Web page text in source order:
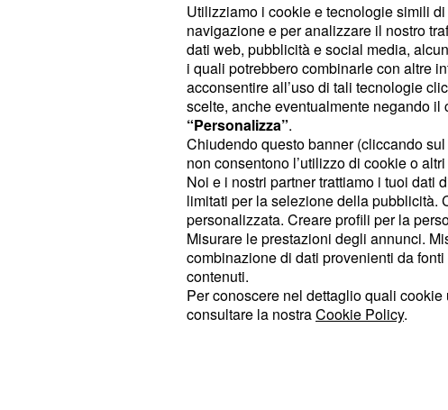
10° Bilancia:l'oroscopo
po' più altruisti. Se ci sono state delle
provate a mettervi nei panni del vostro
9° Vergine:buon momento per
progetto. Prestate attenzione alle
circondano, non tutti si stanno
onesto, spesso peccate di ingenuità.
Previsioni astrali
Utilizziamo i cookie e tecnologie simili
navigazione e per analizzare il nostro
dati web, pubblicità e social media,
i quali potrebbero combinarle con altre
acconsentire all’uso di tali tecnologie
scelte, anche eventualmente negando
“Personalizza”.
Chiudendo questo banner (cliccando
non consentono l’utilizzo di cookie o
Noi e i nostri partner trattiamo i tuoi dati
limitati per la selezione della pubblicità.
personalizzata. Creare profili per la
Misurare le prestazioni degli annunci.
combinazione di dati provenienti da
contenuti.
Per conoscere nel dettaglio quali
consultare la nostraCookie Policy.